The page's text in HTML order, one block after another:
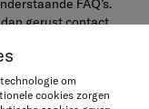
FAQ’s.
gerust contact
om
cookies zorgen